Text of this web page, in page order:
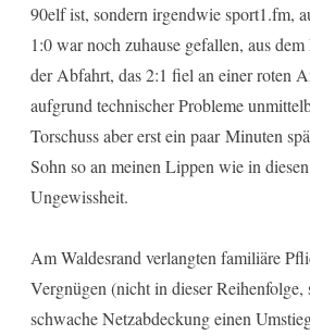
90elf ist, sondern irgendwie sport1.fm,
1:0 war noch zuhause gefallen, aus
der Abfahrt, das 2:1 fiel an einer roten
aufgrund technischer Probleme
Torschuss aber erst ein paar Minuten
Sohn so an meinen Lippen wie in
Ungewissheit.
Am Waldesrand verlangten familiäre
Vergnügen (nicht in dieser Reihenfolge,
schwache Netzabdeckung einen